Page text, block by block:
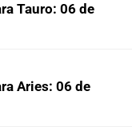
el impacto es
Tauro: 06 de
Aries: 06 de